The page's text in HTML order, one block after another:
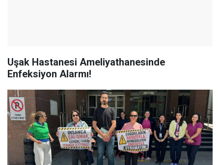
Uşak Hastanesi Ameliyathanesinde
Enfeksiyon Alarmı!